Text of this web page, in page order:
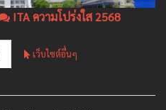
ITA ความโปร่งใส 2568
เว็บไซต์อื่นๆ